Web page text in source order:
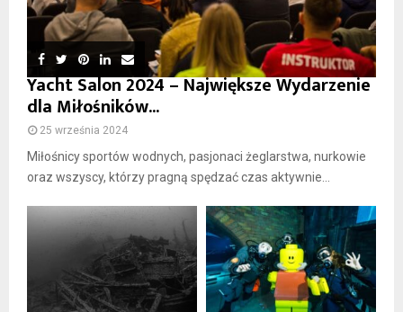
Yacht Salon 2024 – Największe Wydarzenie
dla Miłośników...
25 września 2024
Miłośnicy sportów wodnych, pasjonaci żeglarstwa, nurkowie
oraz wszyscy, którzy pragną spędzać czas aktywnie...